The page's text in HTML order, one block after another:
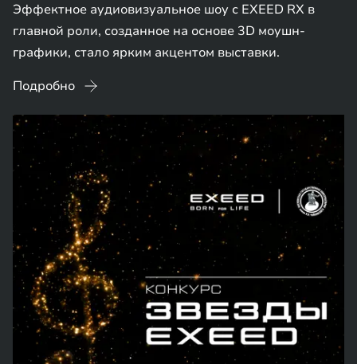
Эффектное аудиовизуальное шоу с EXEED RX в
главной роли, созданное на основе 3D моушн-
графики, стало ярким акцентом выставки.
Подробно